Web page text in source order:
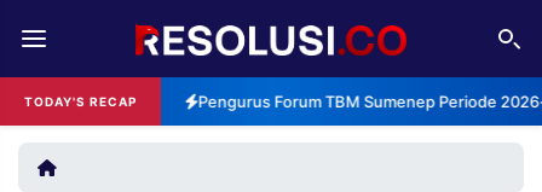
TODAY'S RECAP Pengurus Forum TBM Sumenep Periode
REDAKSI TENTANG
RESOLUSI IKLAN